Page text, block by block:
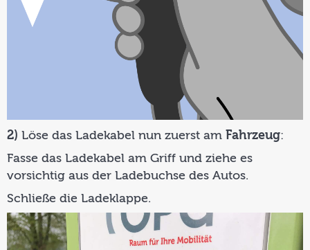
2) Löse das Ladekabel nun zuerst am Fahrzeug:
Fasse das Ladekabel am Griff und ziehe es
vorsichtig aus der Ladebuchse des Autos.
Schließe die Ladeklappe.